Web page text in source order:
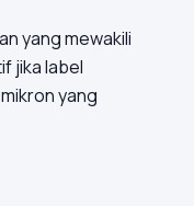
yang mewakili
jika label
yang